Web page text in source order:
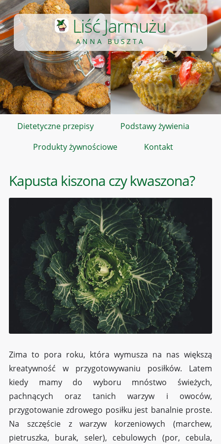
Liść Jarmużu
ANNA BUSZTA
Dietetyczne przepisy
Podstawy żywienia
Produkty żywnościowe
Kontakt
Kapusta kiszona czy kwaszona?
Zima to pora roku, która wymusza na nas większą
kreatywność w przygotowywaniu posiłków. Latem
kiedy mamy do wyboru mnóstwo świeżych,
pachnących oraz tanich warzyw i owoców,
przygotowanie zdrowego posiłku jest banalnie proste.
Na szczęście z warzyw korzeniowych (marchew,
pietruszka, burak, seler), cebulowych (por, cebula,